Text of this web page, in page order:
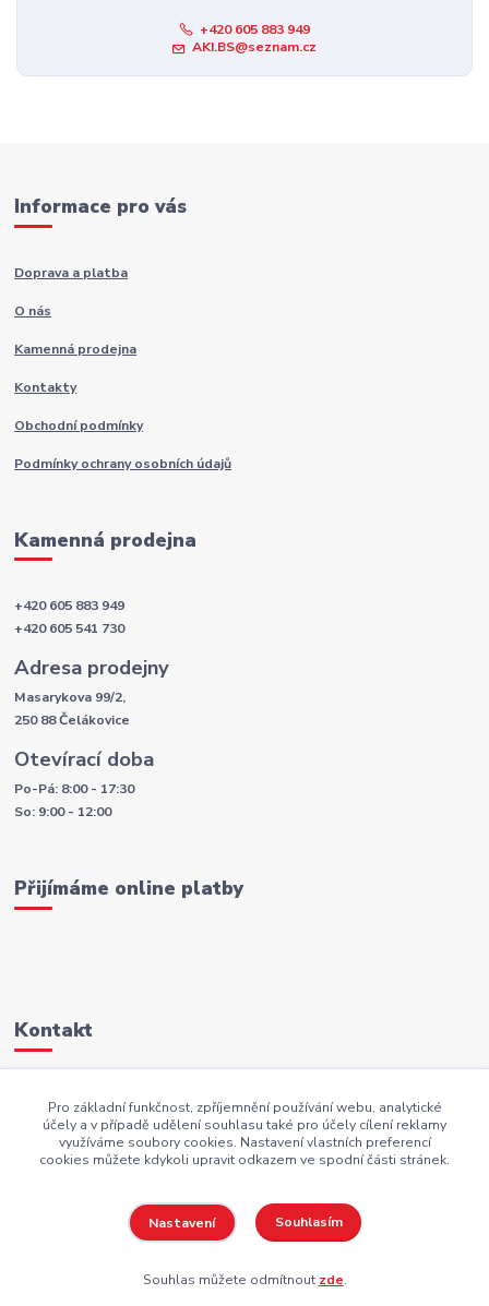
+420 605 883 949
AKI.BS@seznam.cz
Informace pro vás
Doprava a platba
O nás
Kamenná prodejna
Kontakty
Obchodní podmínky
Podmínky ochrany osobních údajů
Kamenná prodejna
+420 605 883 949
+420 605 541 730
Adresa prodejny
Masarykova 99/2,
250 88 Čelákovice
Otevírací doba
Po-Pá: 8:00 - 17:30
So: 9:00 - 12:00
Přijímáme online platby
Kontakt
AKI.BS@seznam.cz
Vytvořeno na
Eshop-rychle.cz
Pro základní funkčnost, zpříjemnění používání webu, analytické
účely a v případě udělení souhlasu také pro účely cílení reklamy
využíváme soubory cookies. Nastavení vlastních preferencí
cookies můžete kdykoli upravit odkazem ve spodní části stránek.
Nastavení Souhlasím
Souhlas můžete odmítnout zde.